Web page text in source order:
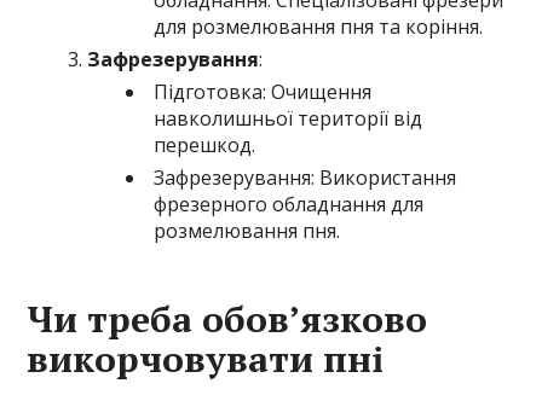
для розмелювання пня та коріння.
Зафрезерування:
Підготовка: Очищення
навколишньої території від
перешкод.
Зафрезерування: Використання
фрезерного обладнання для
розмелювання пня.
Чи треба обов’язково
викорчовувати пні